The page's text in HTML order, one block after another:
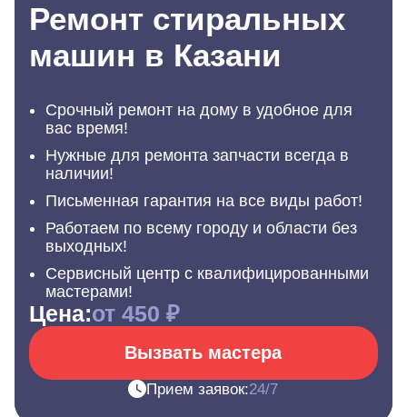
Ремонт стиральных
машин в Казани
Срочный ремонт на дому в удобное для
вас время!
Нужные для ремонта запчасти всегда в
наличии!
Письменная гарантия на все виды работ!
Работаем по всему городу и области без
выходных!
Сервисный центр с квалифицированными
мастерами!
Цена:от 450 ₽
Вызвать мастера
Прием заявок:24/7